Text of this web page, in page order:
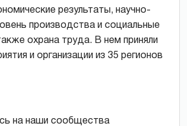
результаты, научно-
производства и социальные
охрана труда. В нем приняли
и организации из 35 регионов
на наши сообщества